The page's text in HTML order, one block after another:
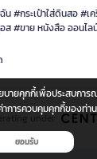
#กระเป๋าใส่ดินสอ #เ
ส #ขาย หนังสือ ออนไล
under
บายคุกกี้เพื่อประสบกา
การควบคุมคุกกี้ของท่า
ยอมรับ